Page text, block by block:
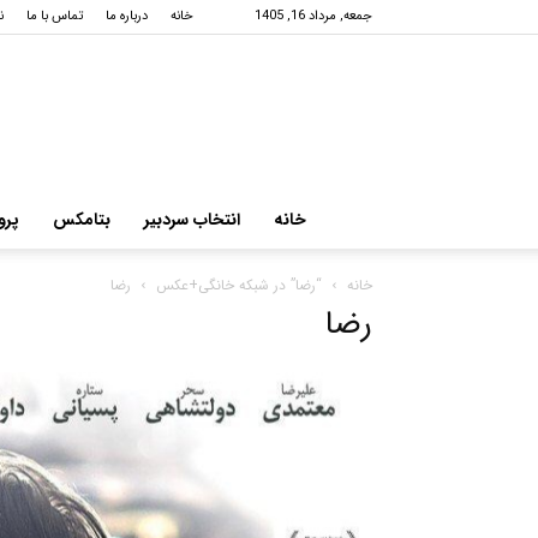
جمعه, مرداد 16, 1405 خانه درباره ما تماس با ما
خانه انتخاب سردبیر بتامکس
خانه “رضا” در شبکه خانگی+عکس رضا
رضا